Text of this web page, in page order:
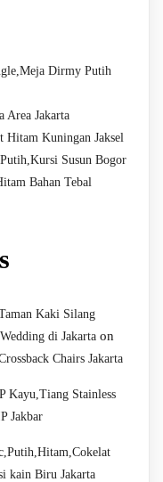
Dirmy Putih
Area Jakarta
Hitam Kuningan Jaksel
Susun Bogor
Bahan Tebal
Kaki Silang
di Jakarta on
Chairs Jakarta
Kayu,Tiang Stainless
Jakbar
kain Biru Jakarta